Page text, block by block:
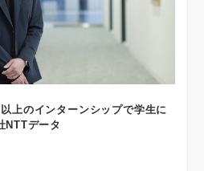
上のインターンシップで学生に
NTTデータ